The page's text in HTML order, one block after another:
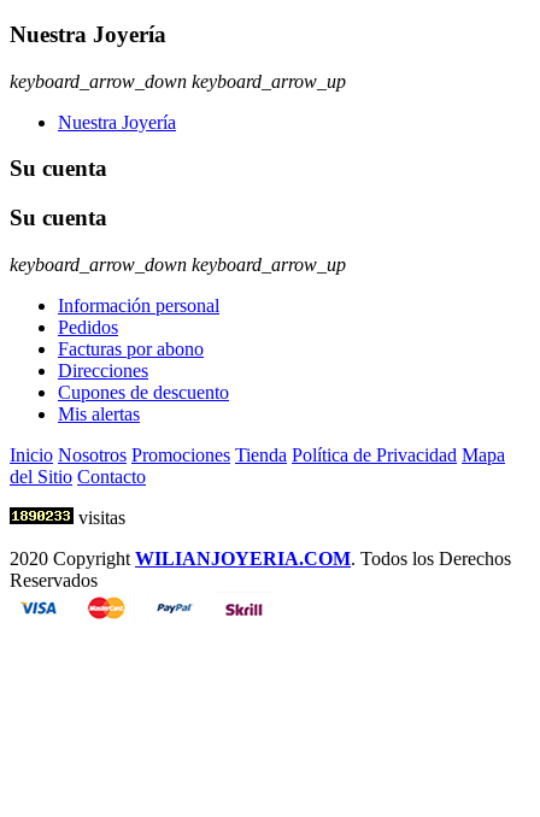
Nuestra Joyería
keyboard_arrow_down keyboard_arrow_up
Nuestra Joyería
Su cuenta
Su cuenta
keyboard_arrow_down keyboard_arrow_up
Información personal
Pedidos
Facturas por abono
Direcciones
Cupones de descuento
Mis alertas
Inicio Nosotros Promociones Tienda Política de Privacidad Mapa
del Sitio Contacto
visitas
2020 Copyright WILIANJOYERIA.COM. Todos los Derechos
Reservados